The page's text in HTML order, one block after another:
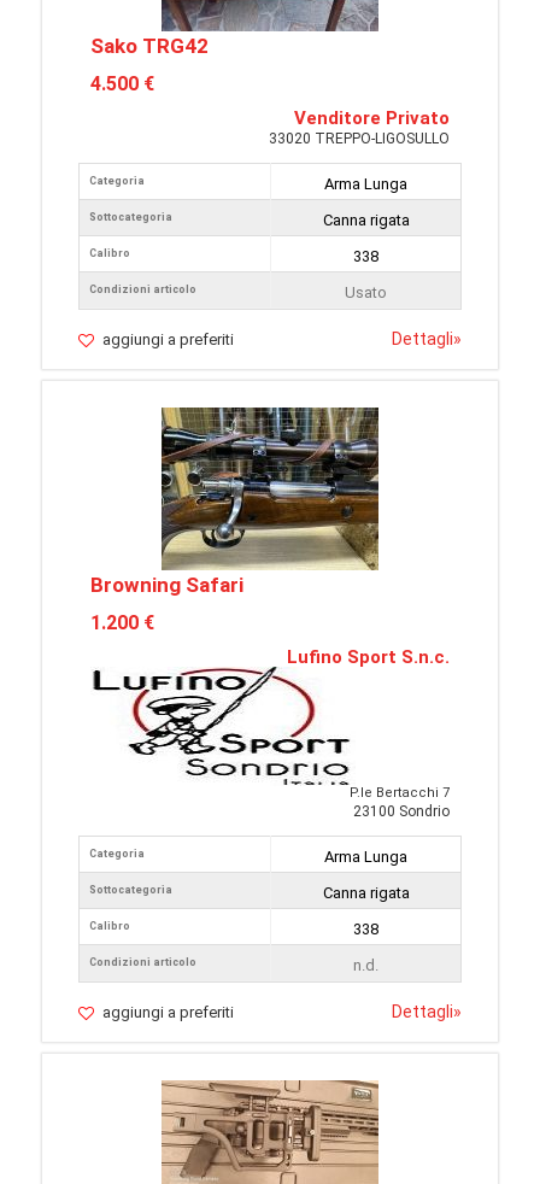
Sako TRG42
4.500 €
Venditore Privato
33020 TREPPO-LIGOSULLO
Categoria
Sottocategoria
Calibro
Condizioni articolo
Arma Lunga
Canna rigata
338
Usato
aggiungi a preferiti Dettagli»
Browning Safari
1.200 €
Lufino Sport S.n.c.
P.le Bertacchi 7
23100 Sondrio
Categoria
Sottocategoria
Calibro
Condizioni articolo
Arma Lunga
Canna rigata
338
n.d.
aggiungi a preferiti Dettagli»